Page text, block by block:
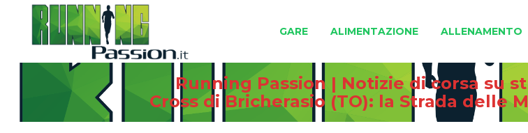
GARE ALIMENTAZIONE ALLENAMENTO
Running Passion | Notizie di corsa su
Cross di Bricherasio (TO): la Strada delle